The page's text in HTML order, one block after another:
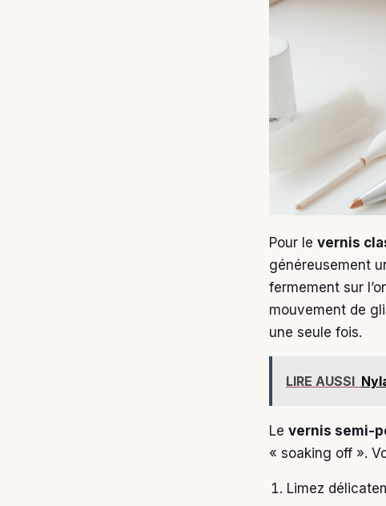
Pour le vernis
généreusement
fermement sur
mouvement de
une seule fois.
LIRE AUSSI
Le vernis semi-
« soaking off ».
Limez